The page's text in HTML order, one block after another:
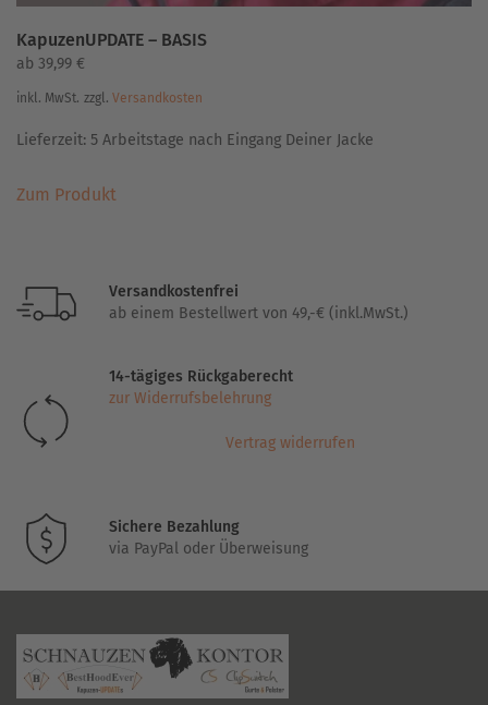
KapuzenUPDATE – BASIS
ab 39,99 €
inkl. MwSt. zzgl. Versandkosten
Lieferzeit: 5 Arbeitstage nach Eingang Deiner Jacke
Zum ProduktProdukt
auf.
können
auf
Versandkostenfrei
ab einem Bestellwert von 49,-€ (inkl.MwSt.)
14-tägiges Rückgaberecht
zur Widerrufsbelehrung
Vertrag widerrufen
Sichere Bezahlung
via PayPal oder Überweisung